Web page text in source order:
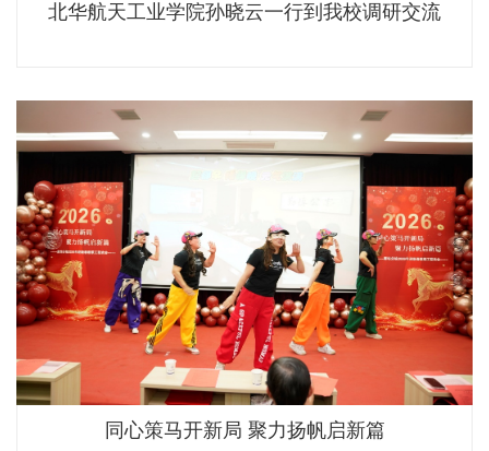
北华航天工业学院孙晓云一行到我校调研交流
同心策马开新局 聚力扬帆启新篇